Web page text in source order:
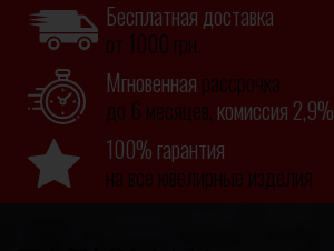
Бесплатная доставка
от 1000 грн.
Мгновенная рассрочка
до 6 месяцев, комиссия 2,9%
100% гарантия
на все ювелирные изделия